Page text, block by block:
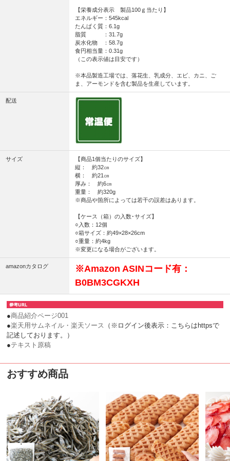
【栄養成分表示 製品100ｇ当たり】
エネルギー：545kcal
たんぱく質：6.1g
脂質 ：31.7g
炭水化物 ：58.7g
食円相当量：0.31g
（この表示値は目安です）
※本品製造工場では、落花生、乳成分、エビ、カニ、ご
ま、アーモンドを含む製品を生産しています。
配送
サイズ
【商品1個当たりのサイズ】
縦： 約32㎝
横： 約21㎝
厚み： 約6㎝
重量： 約320g
※商品や箇所によっては若干の誤差はあります。
【ケース（箱）の入数･サイズ】
○入数：12個
○箱サイズ：約49×28×26cm
○重量：約4kg
※変更になる場合がございます。
amazonカタログ
※Amazon ASINコード有：
B0BM3CGKXH
●商品紹介ページ001
●楽天用サムネイル・楽天ソース
（※ログイン後表示：こちらはhttpsで
記述しております。）
●テキスト原稿
おすすめ商品